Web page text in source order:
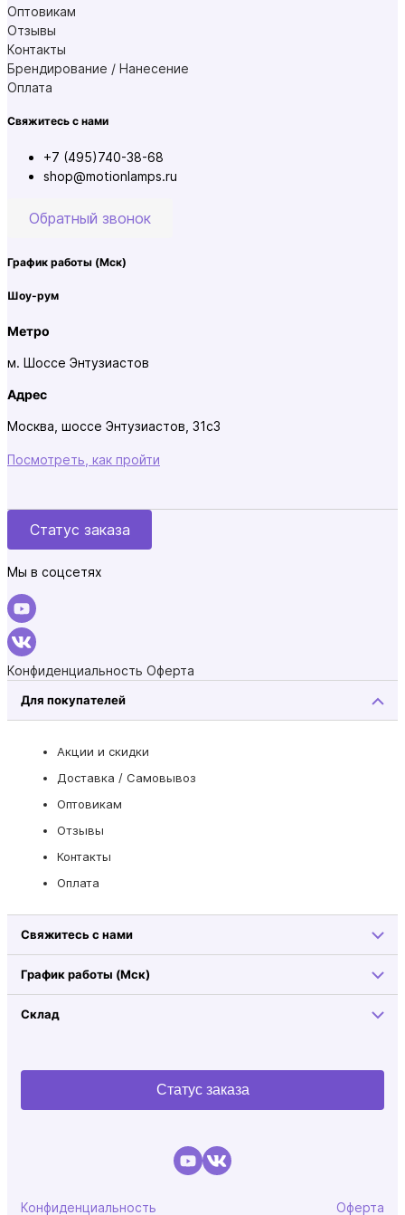
Оптовикам
Отзывы
Контакты
Брендирование / Нанесение
Оплата
Свяжитесь с нами
+7 (495)740-38-68
shop@motionlamps.ru
Обратный звонок
График работы (Мск)
Шоу-рум
Метро
м. Шоссе Энтузиастов
Адрес
Москва, шоссе Энтузиастов, 31с3
Посмотреть, как пройти
Статус заказа
Мы в соцсетях
Конфиденциальность Оферта
Для покупателей
Акции и скидки
Доставка / Самовывоз
Оптовикам
Отзывы
Контакты
Оплата
Свяжитесь с нами
График работы (Мск)
Склад
Статус заказа
Конфиденциальность Оферта